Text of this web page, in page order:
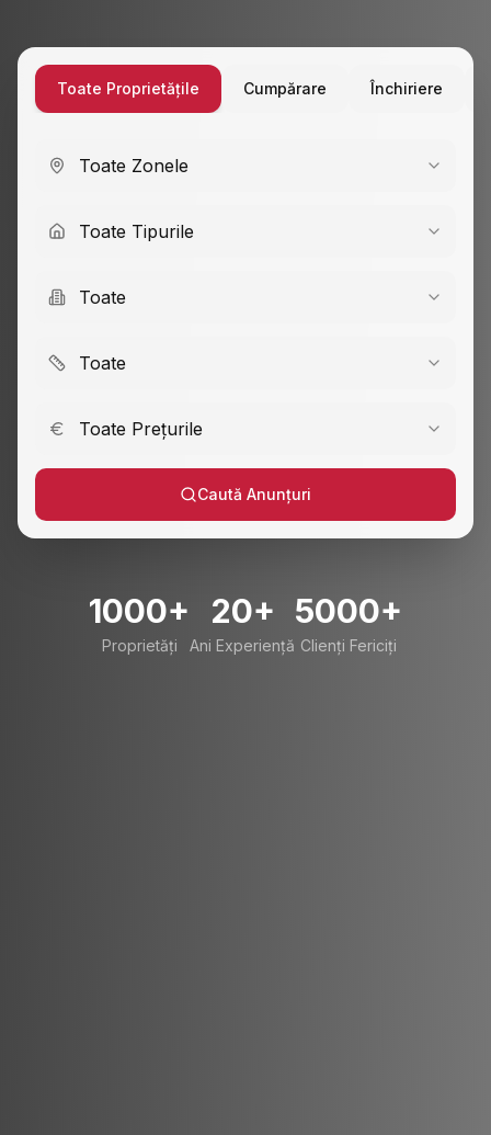
Toate Proprietățile Cumpărare Închiriere
Toate Zonele
Toate Tipurile
Toate
Toate
Toate Prețurile
Caută Anunțuri
1000+
Proprietăți
20+
Ani Experiență
5000+
Clienți Fericiți